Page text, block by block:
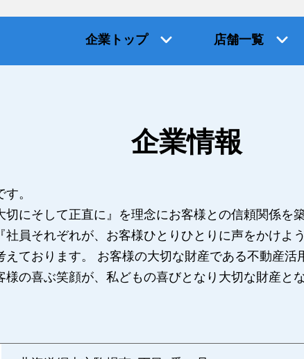
企業トップ 店舗一覧
企業情報
。
にそして正直に』を理念にお客様との信頼関係を
員それぞれが、お客様ひとりひとりに声をかけよ
ております。 お客様の大切な財産である不動産
の喜ぶ笑顔が、私どもの喜びとなり大切な財産と